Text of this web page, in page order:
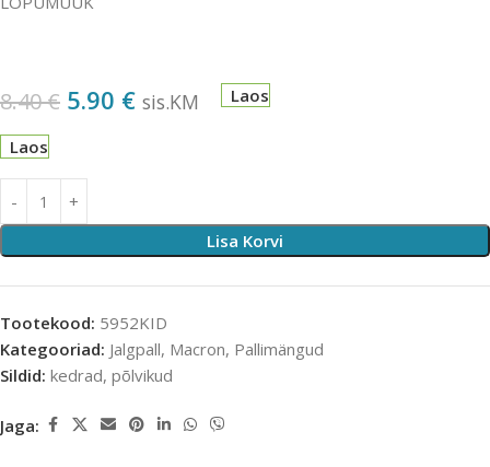
8.40€ 5.90 € sis.KM Laos
Laos
Lisa Korvi
Tootekood: 5952KID
Kategooriad: Jalgpall, Macron, Pallimängud
Sildid: kedrad, põlvikud
Jaga: